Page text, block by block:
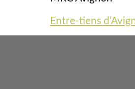
Entre-tiens